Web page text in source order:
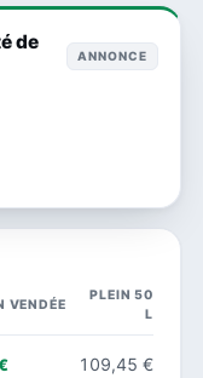
de
ANNONCE
VENDÉE
PLEIN 50
L
109,45 €